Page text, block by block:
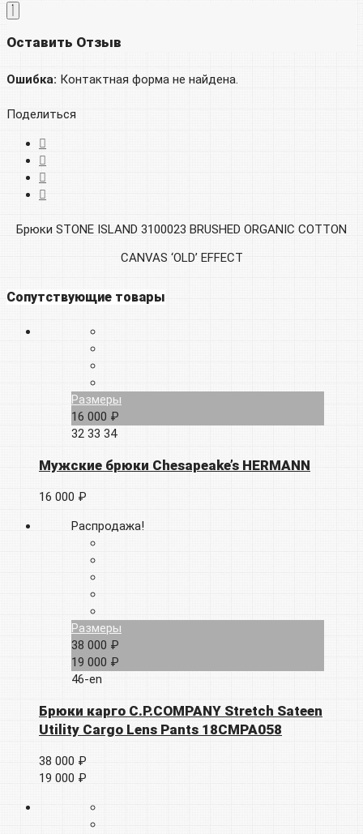
Оставить Отзыв
Ошибка: Контактная форма не найдена.
Поделиться
Брюки STONE ISLAND 3100023 BRUSHED ORGANIC COTTON
CANVAS ‘OLD’ EFFECT
Сопутствующие товары
Размеры
16 000 ₽
32 33 34
Мужские брюки Chesapeake’s HERMANN
16 000 ₽
Распродажа!
Размеры
38 000 ₽
19 000 ₽
46-en
Брюки карго C.P.COMPANY Stretch Sateen
Utility Cargo Lens Pants 18CMPA058
38 000 ₽
19 000 ₽